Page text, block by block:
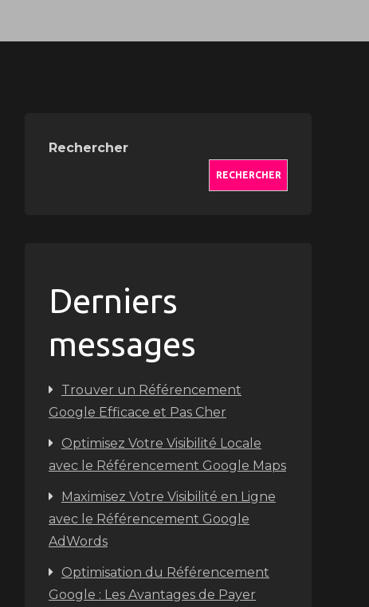
Rechercher
RECHERCHER
Derniers
messages
Trouver un Référencement
Google Efficace et Pas Cher
Optimisez Votre Visibilité Locale
avec le Référencement Google Maps
Maximisez Votre Visibilité en Ligne
avec le Référencement Google
AdWords
Optimisation du Référencement
Google : Les Avantages de Payer